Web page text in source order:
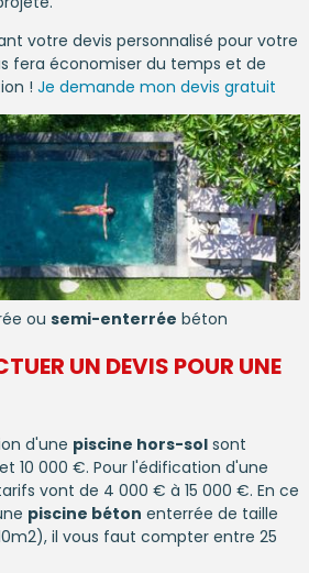
votre devis personnalisé pour votre
fera économiser du temps et de
! Je demande mon devis gratuit
ou semi-enterrée béton
UN DEVIS POUR UNE
d'une piscine hors-sol sont
10 000 €. Pour l'édification d'une
vont de 4 000 € à 15 000 €. En ce
piscine béton enterrée de taille
il vous faut compter entre 25